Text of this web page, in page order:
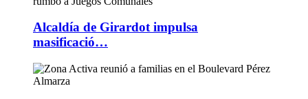
Alcaldía de Girardot impulsa
masificació…